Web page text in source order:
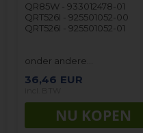
QR85W - 933012478-01
QRT526I - 925501052-00
QRT526I - 925501052-01
onder andere…
36,46 EUR